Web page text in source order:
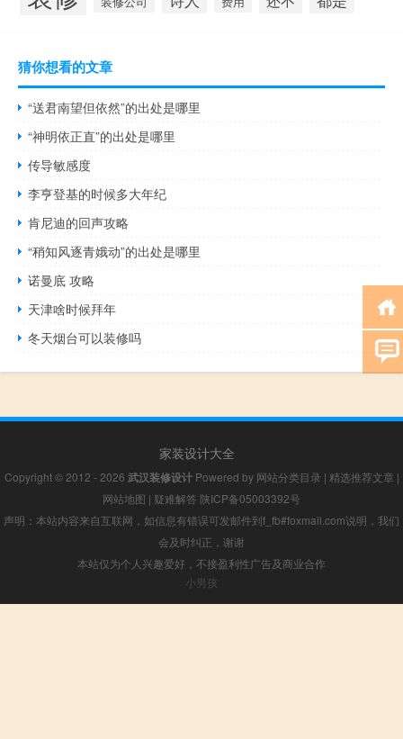
猜你想看的文章
“送君南望但依然”的出处是哪里
“神明依正直”的出处是哪里
传导敏感度
李亨登基的时候多大年纪
肯尼迪的回声攻略
“稍知风逐青娥动”的出处是哪里
诺曼底 攻略
天津啥时候拜年
冬天烟台可以装修吗
家装设计大全
Copyright © 2012 - 2026 武汉装修设计Powered by 网站分类目录 | 精选推荐文章 |
网站地图 | 疑难解答 陕ICP备05003392号
声明：本站内容来自互联网，如信息有错误可发邮件到f_fb#foxmail.com说明，我们
会及时纠正，谢谢
本站仅为个人兴趣爱好，不接盈利性广告及商业合作
小男孩